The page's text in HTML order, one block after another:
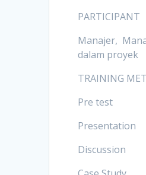
PARTICIPANT
Manajer,
dalam proyek
TRAINING
Pre test
Presentation
Discussion